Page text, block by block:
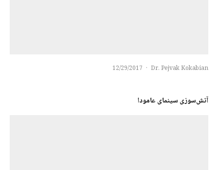
Dr. Pejvak Kokabian
·
12/29/2017
آتش‌سوزی سینمای عامودا